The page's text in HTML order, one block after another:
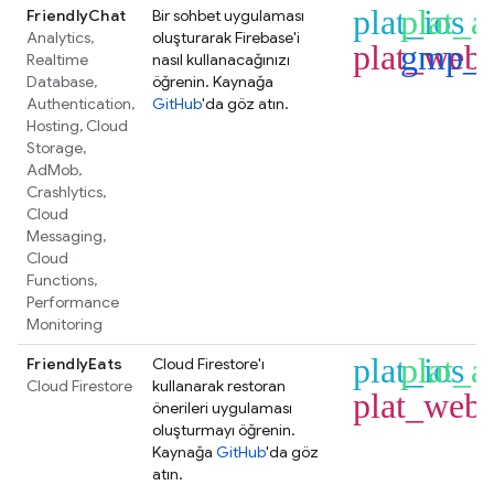
FriendlyChat
Analytics,
Realtime
Database,
Authentication,
Hosting, Cloud
Storage,
AdMob,
Crashlytics,
Cloud
Messaging,
Cloud
Functions,
Performance
Monitoring
Bir sohbet uygulaması
oluşturarak Firebase'i
nasıl kullanacağınızı
öğrenin. Kaynağa
GitHub'da göz atın.
plat_ios
plat_web
FriendlyEats
Cloud Firestore
Cloud Firestore'ı
kullanarak restoran
önerileri uygulaması
oluşturmayı öğrenin.
Kaynağa GitHub'da göz
atın.
plat_ios
plat_web